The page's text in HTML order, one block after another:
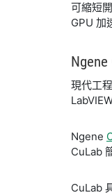
可縮短
GPU 加
現代工
Ngene
CuLab
CuLab